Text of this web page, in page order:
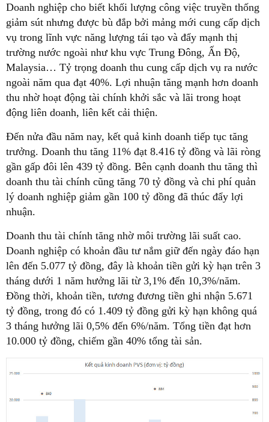
Doanh nghiệp cho biết khối lượng công việc truyền thống
giảm sút nhưng được bù đắp bởi mảng mới cung cấp dịch
vụ trong lĩnh vực năng lượng tái tạo và đẩy mạnh thị
trường nước ngoài như khu vực Trung Đông, Ấn Độ,
Malaysia… Tỷ trọng doanh thu cung cấp dịch vụ ra nước
ngoài năm qua đạt 40%. Lợi nhuận tăng mạnh hơn doanh
thu nhờ hoạt động tài chính khởi sắc và lãi trong hoạt
động liên doanh, liên kết cải thiện.
Đến nửa đầu năm nay, kết quả kinh doanh tiếp tục tăng
trưởng. Doanh thu tăng 11% đạt 8.416 tỷ đồng và lãi ròng
gần gấp đôi lên 439 tỷ đồng. Bên cạnh doanh thu tăng thì
doanh thu tài chính cũng tăng 70 tỷ đồng và chi phí quản
lý doanh nghiệp giảm gần 100 tỷ đồng đã thúc đẩy lợi
nhuận.
Doanh thu tài chính tăng nhờ môi trường lãi suất cao.
Doanh nghiệp có khoản đầu tư nắm giữ đến ngày đáo hạn
lên đến 5.077 tỷ đồng, đây là khoản tiền gửi kỳ hạn trên 3
tháng dưới 1 năm hưởng lãi từ 3,1% đến 10,3%/năm.
Đồng thời, khoản tiền, tương đương tiền ghi nhận 5.671
tỷ đồng, trong đó có 1.409 tỷ đồng gửi kỳ hạn không quá
3 tháng hưởng lãi 0,5% đến 6%/năm. Tổng tiền đạt hơn
10.000 tỷ đồng, chiếm gần 40% tổng tài sản.